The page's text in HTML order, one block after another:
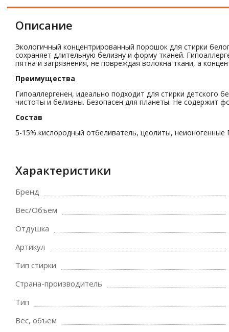
Описание
Экологичный концентрированный порошок для стирки
сохраняет длительную белизну и форму тканей.
пятна и загрязнения, не повреждая волокна ткани, а
Преимущества
Гипоаллергенен, идеально подходит для стирки
чистоты и белизны. Безопасен для планеты. Не содержит
Состав
5-15% кислородный отбеливатель, цеолиты,
Характеристики
Бренд
Вес/Объем
Отдушка
Артикул
Тип стирки
Страна-производитель
Тип
Вес, объем